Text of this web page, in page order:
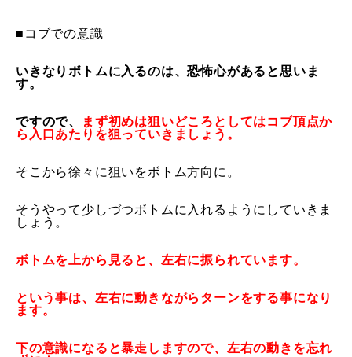
お問合せ 特定商取引法に基づく表記 プライバシーポリシー
■コブでの意識
いきなりボトムに入るのは、恐怖心があると思いま
す。
ですので、 まず初めは狙いどころとしてはコブ頂点か
ら入口あたりを狙っていきましょう 。
そこから徐々に狙いをボトム方向に。
そうやって少しづつボトムに入れるようにしていきま
しょう。
ボトムを上から見ると、左右に振られています。
という事は、左右に動きながらターンをする事になり
ます。
下の意識になると暴走しますので、左右の動きを忘れ